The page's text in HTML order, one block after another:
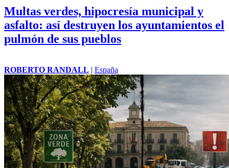
Multas verdes, hipocresía municipal y
asfalto: así destruyen los ayuntamientos el
pulmón de sus pueblos
ROBERTO RANDALL | España